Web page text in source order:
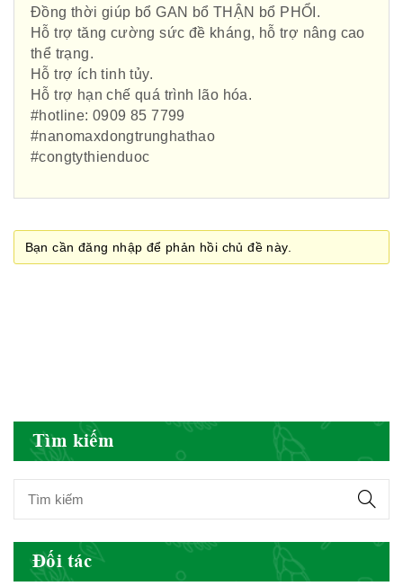
Đồng thời giúp bổ GAN bổ THẬN bổ PHỔI.
Hỗ trợ tăng cường sức đề kháng, hỗ trợ nâng cao
thể trạng.
Hỗ trợ ích tinh tủy.
Hỗ trợ hạn chế quá trình lão hóa.
#hotline: 0909 85 7799
#nanomaxdongtrunghathao
#congtythienduoc
Bạn cần đăng nhập để phản hồi chủ đề này.
Tìm kiếm
Đối tác
Hiệp hội bệnh viện tư nhân Việt
Nam
BYT
Hội Đông Y Tỉnh Yên Bái